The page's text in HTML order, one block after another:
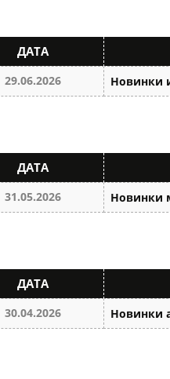
ДАТА
29.06.2026 Новинки
ДАТА
31.05.2026 Новинки
ДАТА
30.04.2026 Новинки